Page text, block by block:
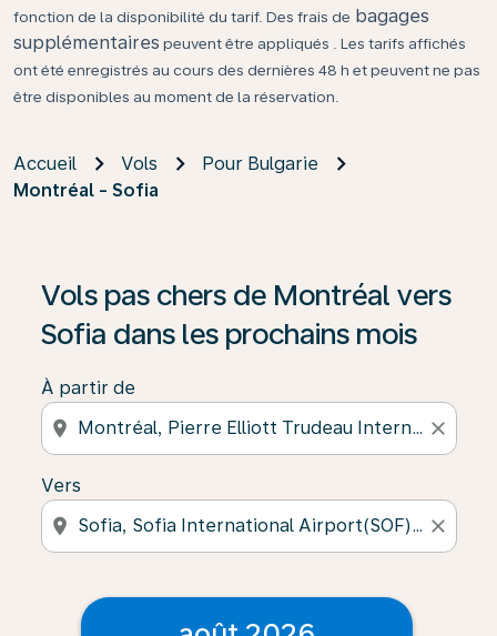
fonction de la disponibilité du tarif. Des frais de bagages
supplémentaires peuvent être appliqués . Les tarifs affichés
ont été enregistrés au cours des dernières 48 h et peuvent ne pas
être disponibles au moment de la réservation.
Accueil Vols
Pour Bulgarie
Montréal - Sofia
Vols pas chers de Montréal vers
Sofia dans les prochains mois
À partir de
location_on close
Vers
location_on close